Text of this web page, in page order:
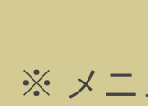
※ メニ